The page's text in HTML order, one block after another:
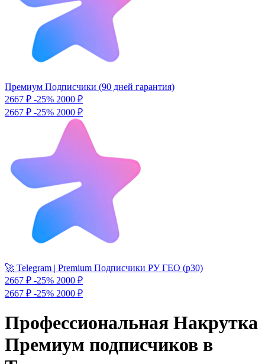
Премиум Подписчики (90 дней гарантия)
2667 ₽ -25% 2000 ₽
2667 ₽ -25% 2000 ₽
🚀 Telegram | Premium Подписчики РУ ГЕО (р30)
2667 ₽ -25% 2000 ₽
2667 ₽ -25% 2000 ₽
Профессиональная Накрутка
Премиум подписчиков в